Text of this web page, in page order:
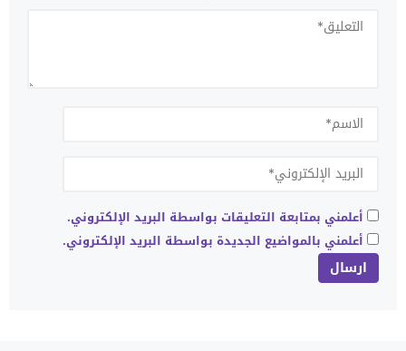
أعلمني بمتابعة التعليقات بواسطة البريد الإلكتروني.
أعلمني بالمواضيع الجديدة بواسطة البريد الإلكتروني.